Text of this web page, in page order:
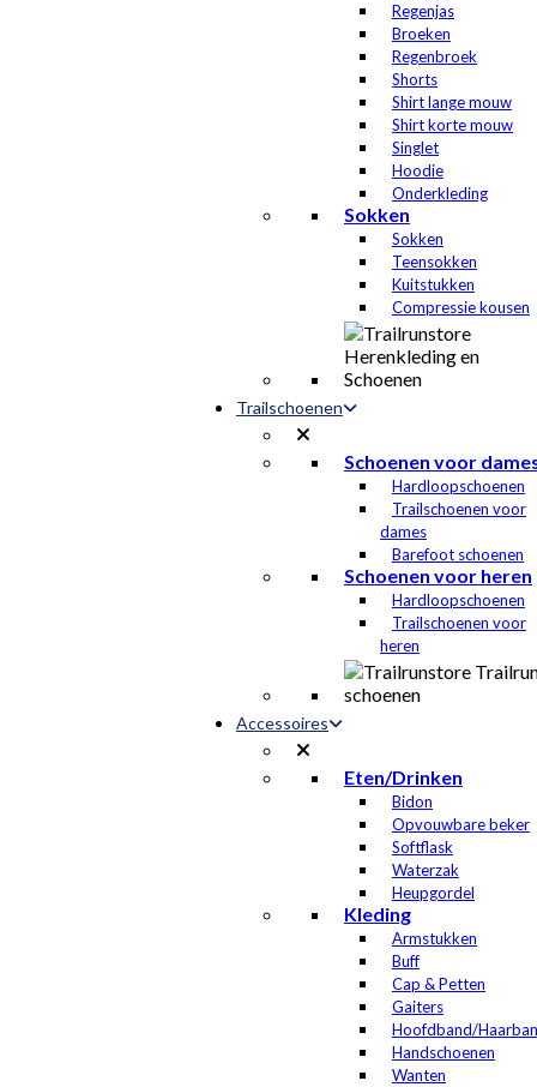
Regenjas
Broeken
Regenbroek
Shorts
Shirt lange mouw
Shirt korte mouw
Singlet
Hoodie
Onderkleding
Sokken
Sokken
Teensokken
Kuitstukken
Compressie kousen
Trailschoenen
Schoenen voor
Hardloopschoenen
Trailschoenen voor
dames
Barefoot schoenen
Schoenen voor heren
Hardloopschoenen
Trailschoenen voor
heren
Accessoires
Eten/Drinken
Bidon
Opvouwbare beker
Softflask
Waterzak
Heupgordel
Kleding
Armstukken
Buff
Cap & Petten
Gaiters
Hoofdband/
Handschoenen
Wanten